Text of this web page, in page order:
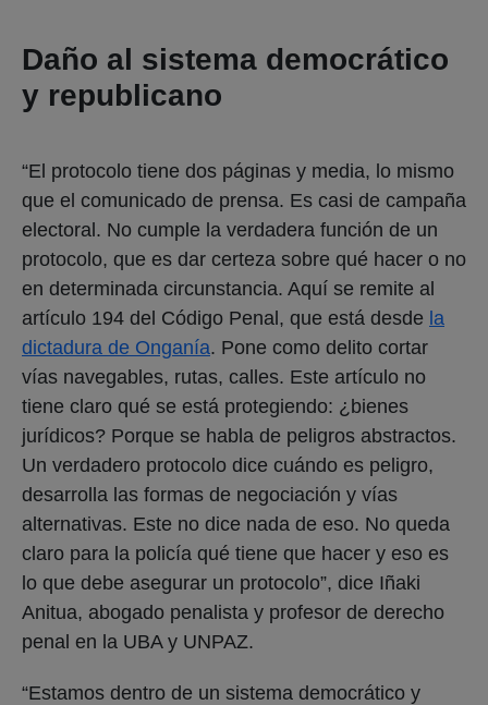
Daño al sistema democrático
y republicano
“El protocolo tiene dos páginas y media, lo mismo
que el comunicado de prensa. Es casi de campaña
electoral. No cumple la verdadera función de un
protocolo, que es dar certeza sobre qué hacer o no
en determinada circunstancia. Aquí se remite al
artículo 194 del Código Penal, que está desde la
dictadura de Onganía. Pone como delito cortar
vías navegables, rutas, calles. Este artículo no
tiene claro qué se está protegiendo: ¿bienes
jurídicos? Porque se habla de peligros abstractos.
Un verdadero protocolo dice cuándo es peligro,
desarrolla las formas de negociación y vías
alternativas. Este no dice nada de eso. No queda
claro para la policía qué tiene que hacer y eso es
lo que debe asegurar un protocolo”, dice Iñaki
Anitua, abogado penalista y profesor de derecho
penal en la UBA y UNPAZ.
“Estamos dentro de un sistema democrático y